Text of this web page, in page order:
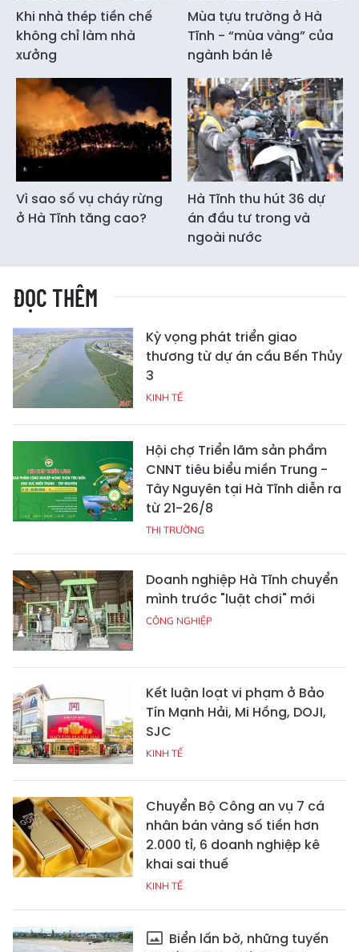
Khi nhà thép tiền chế
không chỉ làm nhà
xưởng
Mùa tựu trường ở Hà
Tĩnh - “mùa vàng” của
ngành bán lẻ
Vì sao số vụ cháy rừng
ở Hà Tĩnh tăng cao?
Hà Tĩnh thu hút 36 dự
án đầu tư trong và
ngoài nước
ĐỌC THÊM
Kỳ vọng phát triển giao
thương từ dự án cầu Bến Thủy
3
KINH TẾ
Hội chợ Triển lãm sản phẩm
CNNT tiêu biểu miền Trung -
Tây Nguyên tại Hà Tĩnh diễn ra
từ 21-26/8
THỊ TRƯỜNG
Doanh nghiệp Hà Tĩnh chuyển
mình trước "luật chơi" mới
CÔNG NGHIỆP
Kết luận loạt vi phạm ở Bảo
Tín Mạnh Hải, Mi Hồng, DOJI,
SJC
KINH TẾ
Chuyển Bộ Công an vụ 7 cá
nhân bán vàng số tiền hơn
2.000 tỉ, 6 doanh nghiệp kê
khai sai thuế
KINH TẾ
Biển lấn bờ, những tuyến